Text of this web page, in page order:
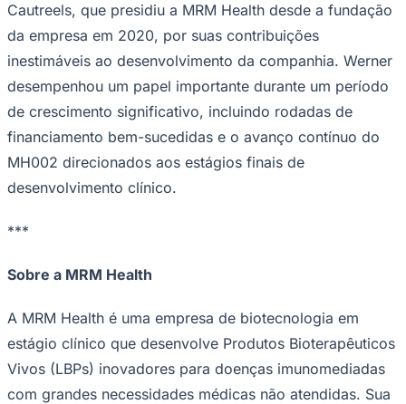
Cautreels, que presidiu a MRM Health desde a fundação
da empresa em 2020, por suas contribuições
inestimáveis ​​ao desenvolvimento da companhia. Werner
desempenhou um papel importante durante um período
de crescimento significativo, incluindo rodadas de
financiamento bem-sucedidas e o avanço contínuo do
MH002 direcionados aos estágios finais de
desenvolvimento clínico.
***
Sobre a MRM Health
A MRM Health é uma empresa de biotecnologia em
estágio clínico que desenvolve Produtos Bioterapêuticos
Vivos (LBPs) inovadores para doenças imunomediadas
com grandes necessidades médicas não atendidas. Sua